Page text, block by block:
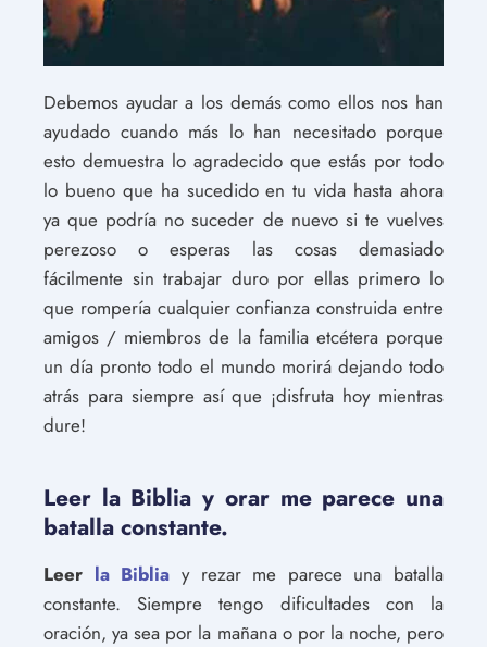
Debemos ayudar a los demás como ellos nos han
ayudado cuando más lo han necesitado porque
esto demuestra lo agradecido que estás por todo
lo bueno que ha sucedido en tu vida hasta ahora
ya que podría no suceder de nuevo si te vuelves
perezoso o esperas las cosas demasiado
fácilmente sin trabajar duro por ellas primero lo
que rompería cualquier confianza construida entre
amigos / miembros de la familia etcétera porque
un día pronto todo el mundo morirá dejando todo
atrás para siempre así que ¡disfruta hoy mientras
dure!
Leer la Biblia y orar me parece una
batalla constante.
Leer la Biblia y rezar me parece una batalla
constante. Siempre tengo dificultades con la
oración, ya sea por la mañana o por la noche, pero